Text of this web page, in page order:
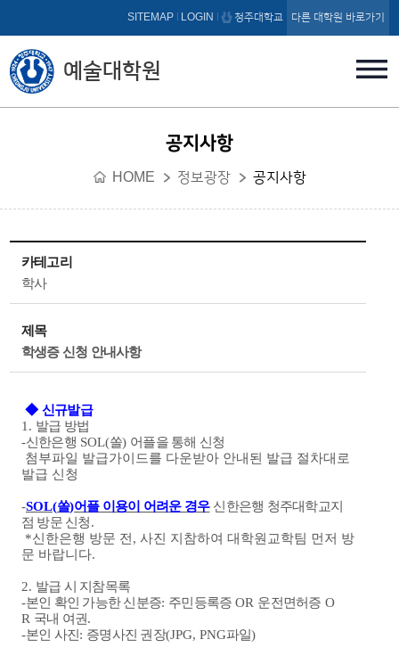
본문 바로가기
예술대학원
SITEMAP LOGIN 청주대학교 다른 대학원 바로가기
공지사항
HOME 정보광장 공지사항
카테고리
학사
제목
학생증 신청 안내사항
◆ 신규발급
1. 발급 방법
-신한은행 SOL(쏠) 어플을 통해 신청
첨부파일 발급가이드를 다운받아 안내된 발급 절차대로
발급 신청
-SOL(쏠)어플 이용이 어려운 경우 신한은행 청주대학교지
점 방문 신청.
*신한은행 방문 전, 사진 지참하여 대학원교학팀 먼저 방
문 바랍니다.
2. 발급 시 지참목록
-본인 확인 가능한 신분증: 주민등록증 OR 운전면허증 O
R 국내 여권.
-본인 사진 : 증명사진 권장(JPG, PNG파일)